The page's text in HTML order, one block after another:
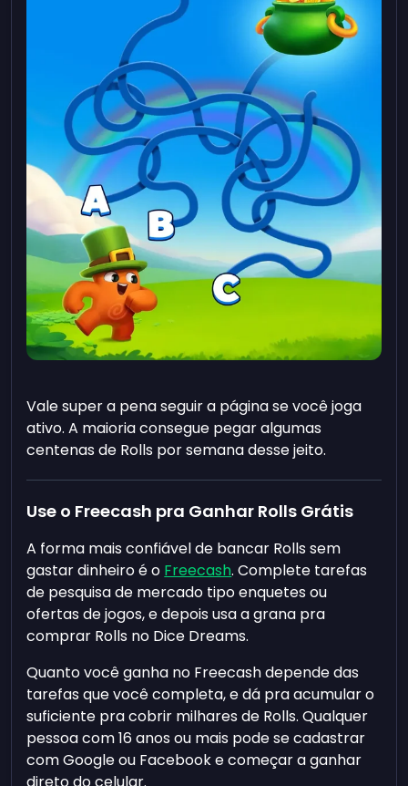
Vale super a pena seguir a página se você joga
ativo. A maioria consegue pegar algumas
centenas de Rolls por semana desse jeito.
Use o Freecash pra Ganhar Rolls Grátis
A forma mais confiável de bancar Rolls sem
gastar dinheiro é o Freecash. Complete tarefas
de pesquisa de mercado tipo enquetes ou
ofertas de jogos, e depois usa a grana pra
comprar Rolls no Dice Dreams.
Quanto você ganha no Freecash depende das
tarefas que você completa, e dá pra acumular o
suficiente pra cobrir milhares de Rolls. Qualquer
pessoa com 16 anos ou mais pode se cadastrar
com Google ou Facebook e começar a ganhar